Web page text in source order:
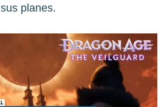
sus planes.